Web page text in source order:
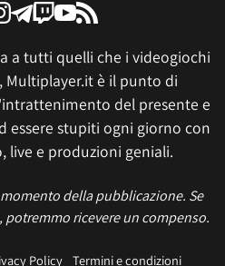
a tutti quelli che i videogiochi
Multiplayer.it è il punto di
del presente e
essere stupiti ogni giorno con
live e produzioni geniali.
della pubblicazione. Se
ricevere un compenso.
Policy Termini e condizioni